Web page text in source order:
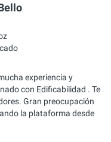
experiencia y
con Edificabilidad . Te
Gran preocupación
la plataforma desde